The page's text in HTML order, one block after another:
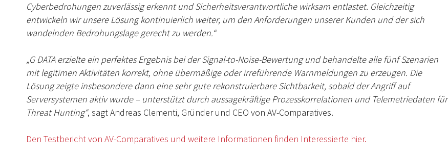
Cyberbedrohungen zuverlässig erkennt und Sicherheitsverantwortliche wirksam entlastet. Gleichzeitig
entwickeln wir unsere Lösung kontinuierlich weiter, um den Anforderungen unserer Kunden und der sich
wandelnden Bedrohungslage gerecht zu werden.“
„G DATA erzielte ein perfektes Ergebnis bei der Signal-to-Noise-Bewertung und behandelte alle fünf Szenarien
mit legitimen Aktivitäten korrekt, ohne übermäßige oder irreführende Warnmeldungen zu erzeugen. Die
Lösung zeigte insbesondere dann eine sehr gute rekonstruierbare Sichtbarkeit, sobald der Angriff auf
Serversystemen aktiv wurde – unterstützt durch aussagekräftige Prozesskorrelationen und Telemetriedaten für
Threat Hunting“, sagt Andreas Clementi, Gründer und CEO von AV-Comparatives.
Den Testbericht von AV-Comparatives und weitere Informationen finden Interessierte hier.